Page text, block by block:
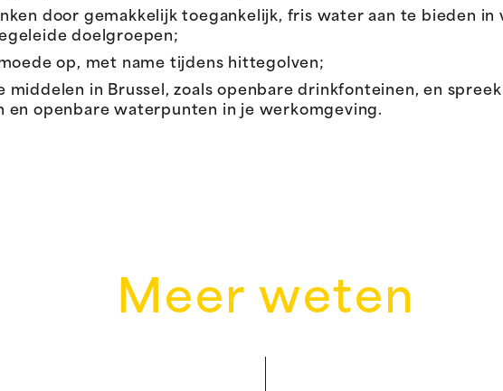
door gemakkelijk toegankelijk, fris water aan te bieden in
doelgroepen;
op, met name tijdens hittegolven;
middelen in Brussel, zoals openbare drinkfonteinen, en
en openbare waterpunten in je werkomgeving.
Meer weten